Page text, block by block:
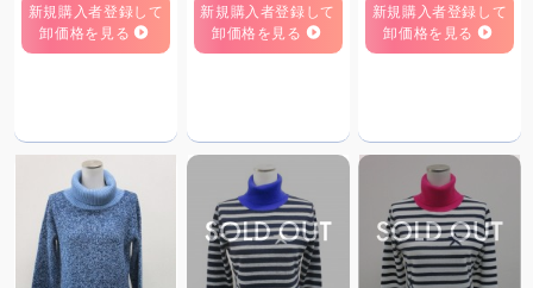
新規購入者登録して
卸価格を見る
新規購入者登録して
卸価格を見る
新規購入者登録して
卸価格を見る